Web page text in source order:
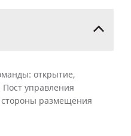
открытие,
управления
стороны размещения